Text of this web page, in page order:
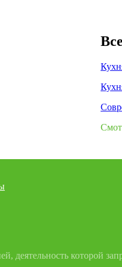
деятельность которой